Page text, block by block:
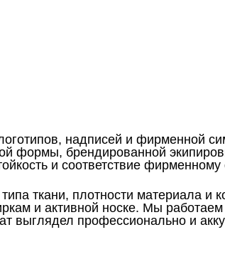
надписей и фирменной
формы, брендированной
и соответствие фирменному
ткани, плотности материала и
и активной носке. Мы
выглядел профессионально и